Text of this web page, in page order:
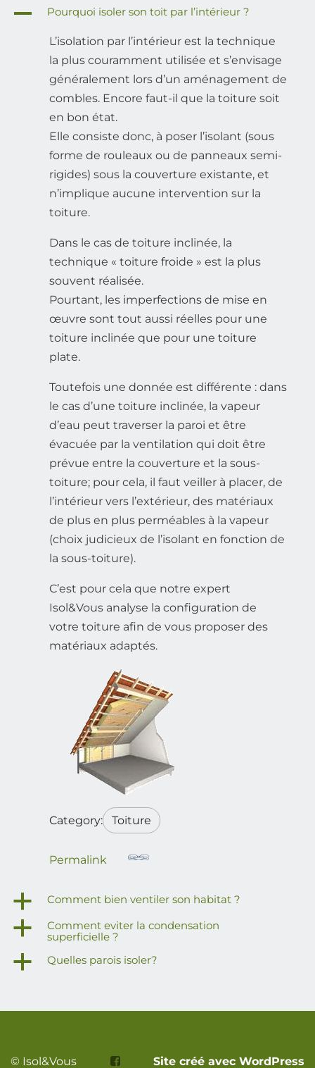
A Pourquoi isoler son toit par l’intérieur ?
L’isolation par l’intérieur est la technique
la plus couramment utilisée et s’envisage
généralement lors d’un aménagement de
combles. Encore faut-il que la toiture soit
en bon état.
Elle consiste donc, à poser l’isolant (sous
forme de rouleaux ou de panneaux semi-
rigides) sous la couverture existante, et
n’implique aucune intervention sur la
toiture.
Dans le cas de toiture inclinée, la
technique « toiture froide » est la plus
souvent réalisée.
Pourtant, les imperfections de mise en
œuvre sont tout aussi réelles pour une
toiture inclinée que pour une toiture
plate.
Toutefois une donnée est différente : dans
le cas d’une toiture inclinée, la vapeur
d’eau peut traverser la paroi et être
évacuée par la ventilation qui doit être
prévue entre la couverture et la sous-
toiture; pour cela, il faut veiller à placer, de
l’intérieur vers l’extérieur, des matériaux
de plus en plus perméables à la vapeur
(choix judicieux de l’isolant en fonction de
la sous-toiture).
C’est pour cela que notre expert
Isol&Vous analyse la configuration de
votre toiture afin de vous proposer des
matériaux adaptés.
Category: Toiture
Permalink
a Comment bien ventiler son habitat ?
a
Comment eviter la condensation
superficielle ?
a Quelles parois isoler?
© Isol&Vous Site créé avec WordPress